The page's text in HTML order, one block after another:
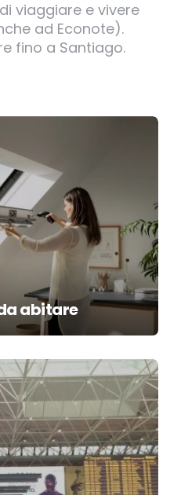
viaggiare e vivere
ad Econote).
fino a Santiago.
abitare